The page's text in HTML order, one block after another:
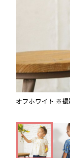
オフホワイト ※撮